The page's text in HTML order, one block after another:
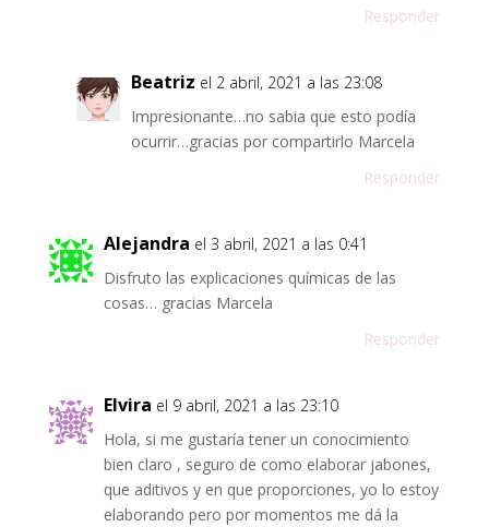
Responder
Beatriz el 2 abril, 2021 a las 23:08
Impresionante…no sabia que esto podía
ocurrir…gracias por compartirlo Marcela
Responder
Alejandra el 3 abril, 2021 a las 0:41
Disfruto las explicaciones químicas de las
cosas… gracias Marcela
Responder
Elvira el 9 abril, 2021 a las 23:10
Hola, si me gustaría tener un conocimiento
bien claro , seguro de como elaborar jabones,
que aditivos y en que proporciones, yo lo estoy
elaborando pero por momentos me dá la